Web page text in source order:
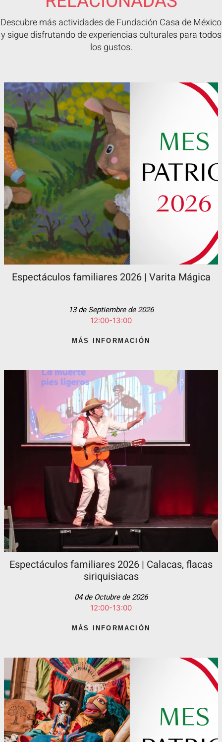
Descubre más actividades de Fundación Casa de México
y sigue disfrutando de experiencias culturales para todos
los gustos.
Espectáculos familiares 2026 | Varita Mágica
13 de Septiembre de 2026
12:00-13:00
MÁS INFORMACIÓN
Espectáculos familiares 2026 | Calacas, flacas
siriquisiacas
04 de Octubre de 2026
12:00-13:00
MÁS INFORMACIÓN